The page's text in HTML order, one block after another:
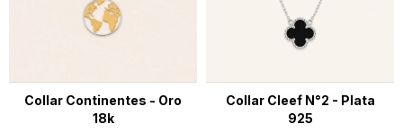
Collar Continentes - Oro
18k
Collar Cleef N°2 - Plata
925